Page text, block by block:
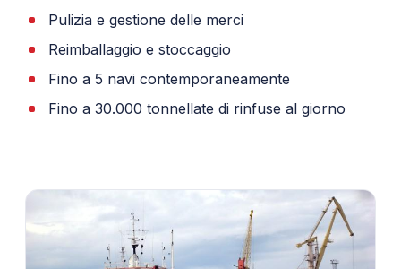
Pulizia e gestione delle merci
Reimballaggio e stoccaggio
Fino a 5 navi contemporaneamente
Fino a 30.000 tonnellate di rinfuse al giorno